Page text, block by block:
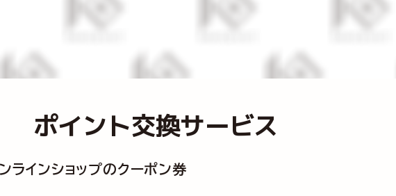
ポイント交換サービス
ラインショップのクーポン券